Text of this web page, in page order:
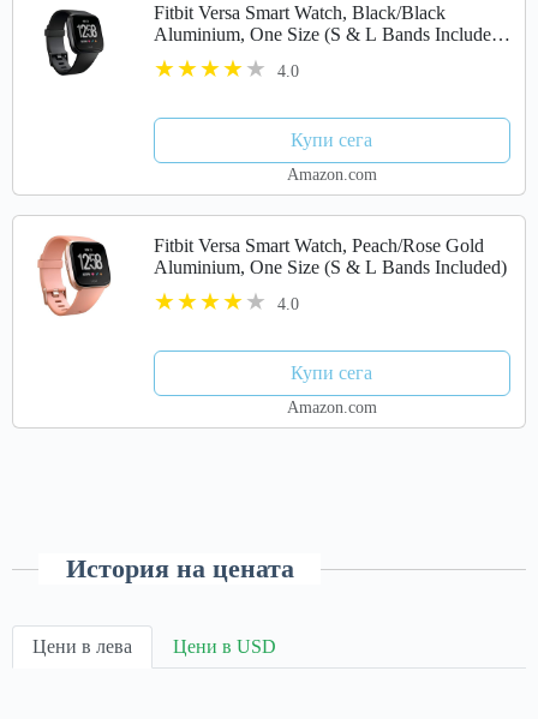
Fitbit Versa Smart Watch, Black/Black
Aluminium, One Size (S & L Bands Included)
(Renewed)
4.0
Купи сега
Amazon.com
Fitbit Versa Smart Watch, Peach/Rose Gold
Aluminium, One Size (S & L Bands Included)
4.0
Купи сега
Amazon.com
История на цената
Цени в лева Цени в USD